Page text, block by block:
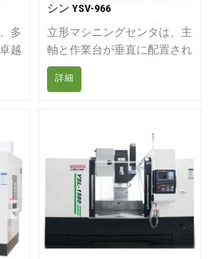
多
越
性
産
性
、
こ
な
ム
。
シン YSV-966
立形マシニングセンタは、主
軸と作業台が垂直に配置され
たマシニングセンタです。フ
ライス加工、穴あけ加工、中
を行うことができます。主
に、板材、円盤、金型、小型
シェルなどの複雑な部品の加
工に適しています。
詳細